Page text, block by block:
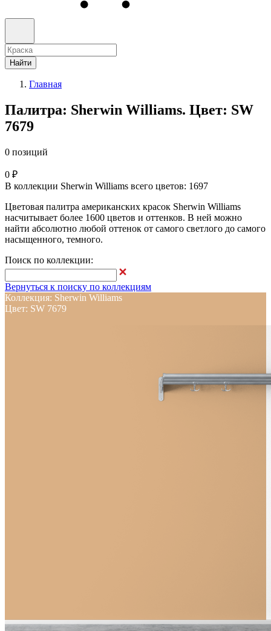
Найти
Главная
Палитра: Sherwin Williams. Цвет: SW
7679
0 позиций
0 ₽
В коллекции Sherwin Williams всего цветов: 1697
Цветовая палитра американских красок Sherwin Williams
насчитывает более 1600 цветов и оттенков. В ней можно
найти абсолютно любой оттенок от самого светлого до самого
насыщенного, темного.
Поиск по коллекции:
Вернуться к поиску по коллекциям
Коллекция: Sherwin Williams
Цвет: SW 7679